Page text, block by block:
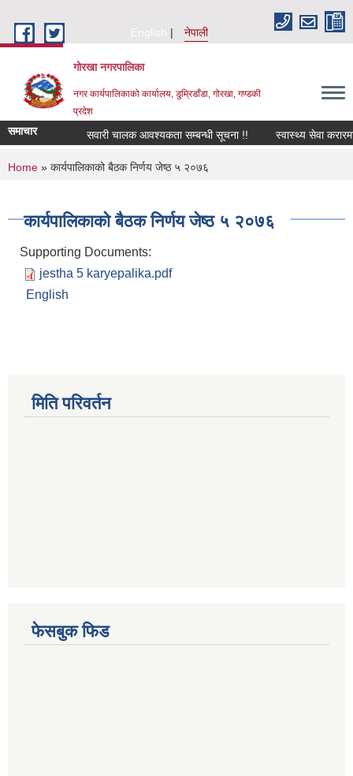
English
नेपाली
गोरखा नगरपालिका
नगर कार्यपालिकाको कार्यालय, डुम्रिडाँडा, गोरखा, गण्डकी
प्रदेश
समाचार सवारी चालक आवश्यकता सम्बन्धी सूचना !! स्वास्थ्य सेवा
You are here
Home » कार्यपालिकाको बैठक निर्णय जेष्ठ ५ २०७६
कार्यपालिकाको बैठक निर्णय जेष्ठ ५ २०७६
Supporting Documents:
jestha 5 karyepalika.pdf
English
मिति परिवर्तन
फेसबुक फिड